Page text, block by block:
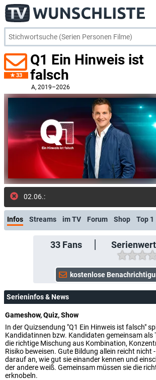
33
Q1 Ein Hinweis ist
falsch
A, 2019–2026
02.06.: Neue Meldun
Infos Streams im TV Forum Shop Top 1
33Fans
Serieninfos & News
Gameshow, Quiz, Show
In der Quizsendung "Q1 Ein Hinweis ist falsch"
Kandidatinnen bzw. Kandidaten gemeinsam als
die richtige Mischung aus Kombination,
Risiko beweisen. Gute Bildung allein reicht nicht
darauf an, wie gut sie einander kennen und
der andere weiß. Gemeinsam müssen sie die
erknobeln.